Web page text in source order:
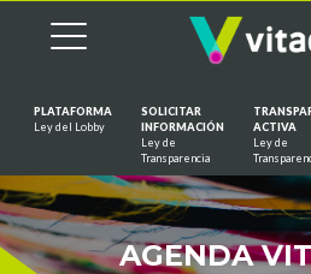
PLATAFORMA
Ley del Lobby
SOLICITAR
INFORMACIÓN
Ley de
Transparencia
ACTIVA
Ley de
AGENDA